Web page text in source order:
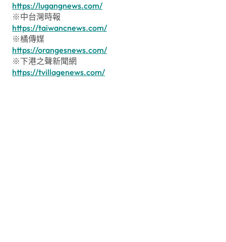
https://lugangnews.com/
※中台灣時報
https://taiwancnews.com/
※橘傳媒
https://orangesnews.com/
※下港之聲新聞網
https://tvillagenews.com/